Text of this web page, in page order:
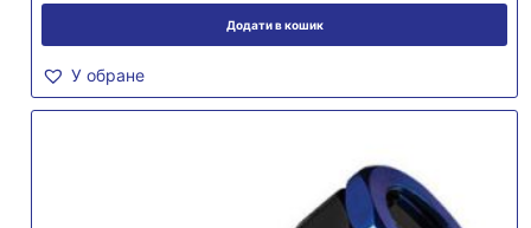
Додати в кошик
У обране